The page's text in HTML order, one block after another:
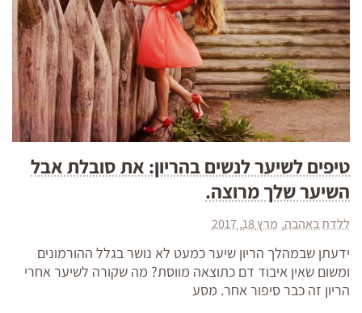
טיפים לשיער לנשים בהריון: את סובלת אבל
השיער שלך מרוצה.
ללדת באהבה מרץ 18, 2017
ידעתן שבמהלך הריון שיער כמעט לא נושר בגלל ההורמונים
ומשום שאין איבוד דם כתוצאה מווסת? מה שקורה לשיער אחרי
הריון זה כבר סיפור אחר. מסע